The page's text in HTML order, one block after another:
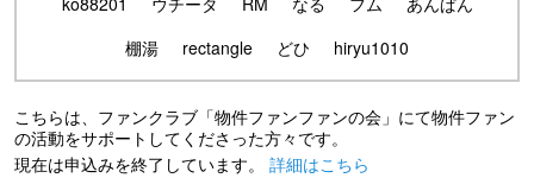
棚湯
rectangle どひ hiryu1010
こちらは、ファンクラブ「物件ファンファンの会」にて物件ファン
の活動をサポートしてくださった方々です。
現在は申込みを終了しています。 詳細はこちら